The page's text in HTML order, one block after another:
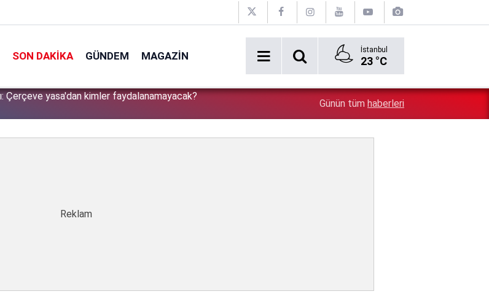
SON DAKIKA GÜNDEM MAGAZIN İstanbul
23 °C
Çerçeve yasa'dan kimler faydalanamayacak?
Özgür Özel'e şok! Yüzde 50 ile kazandıkları il, CHP'de
Günün tüm haberleri